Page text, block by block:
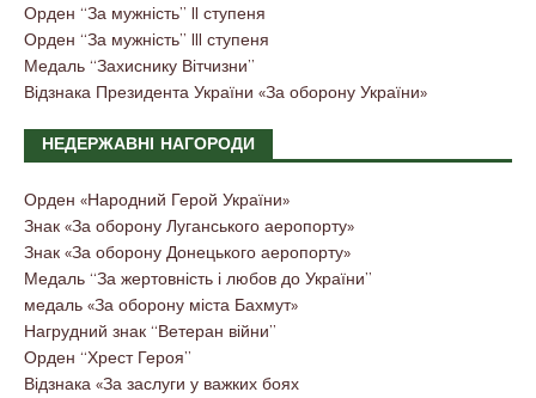
Орден “За мужність” II ступеня
Орден “За мужність” III ступеня
Медаль “Захиснику Вітчизни”
Відзнака Президента України «За оборону України»
НЕДЕРЖАВНІ НАГОРОДИ
Орден «Народний Герой України»
Знак «За оборону Луганського аеропорту»
Знак «За оборону Донецького аеропорту»
Медаль “За жертовність і любов до України”
медаль «За оборону міста Бахмут»
Нагрудний знак “Ветеран війни”
Орден “Хрест Героя”
Відзнака «За заслуги у важких боях